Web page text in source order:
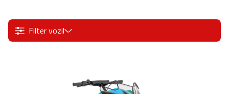
Filter vozil